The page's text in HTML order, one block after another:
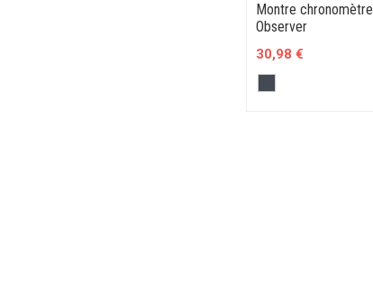
Montre chronomètre
Observer
30,98 €